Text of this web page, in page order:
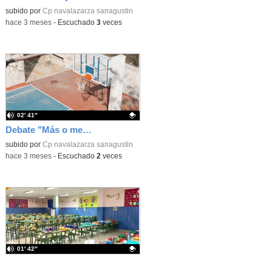
Contenido educativo.
subido por Cp navalazarza sanagustin
-hace 3 meses- Escuchado 3veces
Debate "Más o menos tiempo de patio"
Contenido educativo.
subido por Cp navalazarza sanagustin
02′ 41″
-hace 3 meses- Escuchado 2veces
01′ 42″